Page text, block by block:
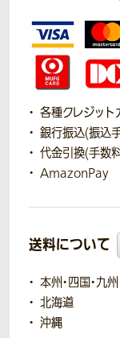
各種クレジット
銀行振込(振込
代金引換(手数
AmazonPay
送料について
本州・四国・九州
北海道
沖縄